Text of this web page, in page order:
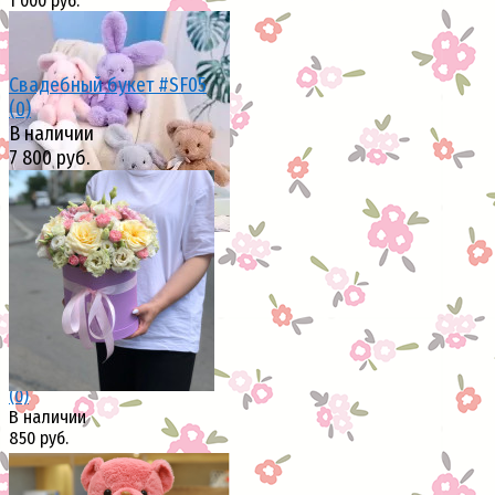
избранное сравнить
Мягкая игрушка Зайка
(0)
В наличии
850 руб.
избранное сравнить
Свадебный букет #SF05
(0)
В наличии
7 800 руб.